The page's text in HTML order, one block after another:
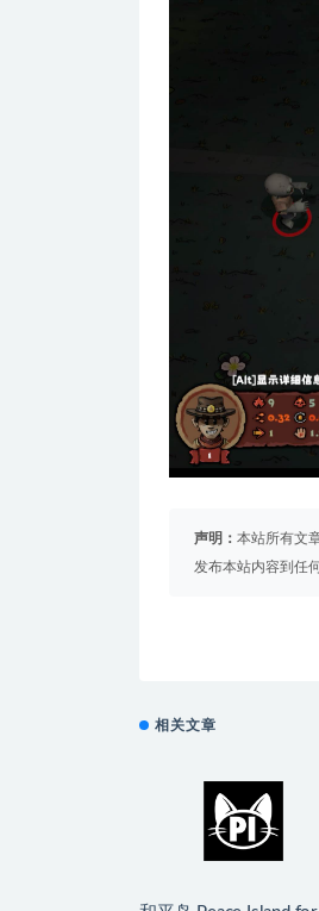
声明： 本站所有文
发布本站内容到任
相关文章